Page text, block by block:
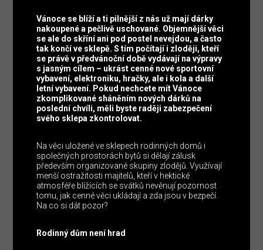
Vánoce se blíží a ti pilnější z nás už mají dárky
nakoupené a pečlivě uschované. Objemnější věci
se ale do skříní ani pod postel nevejdou, a často
tak končí ve sklepě. S tím počítají i zloději, kteří
se právě v předvánoční době vydávají na výpravy
s jasným cílem – ukrást cenné nové sportovní
vybavení, elektroniku, hračky, ale i kola a další
letní vybavení. Pokud nechcete mít Vánoce
zkomplikované sháněním nových dárků na
poslední chvíli, měli byste raději zabezpečení
svého sklepa zkontrolovat.
Na věci uložené ve sklepech rodinných domů i
společných prostorách bytů si dělají zálusk
především organizované skupiny zlodějů. Využívají
menší ostražitosti majitelů, kteří v hektické
atmosféře blížících se svátků nevěnují pozornost
tomu, jak cenné věci ukládají a zda jsou v bezpečí.
Na co si dát pozor?
Rodinný dům není hrad